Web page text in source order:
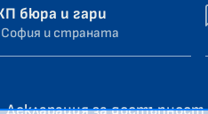
бюра и гари
София и страната
Декларация за достъпност